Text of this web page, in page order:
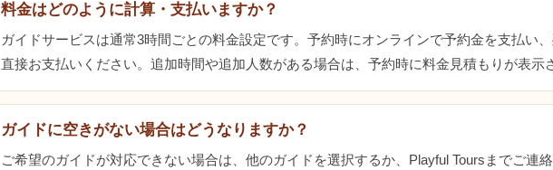
料金はどのように計算・支払いますか？
ガイドサービスは通常3時間ごとの料金設定です。予約時にオンラインで予約金を支払い
直接お支払いください。追加時間や追加人数がある場合は、予約時に料金見積もりが表示
ガイドに空きがない場合はどうなりますか？
ご希望のガイドが対応できない場合は、他のガイドを選択するか、Playful Toursまでご連